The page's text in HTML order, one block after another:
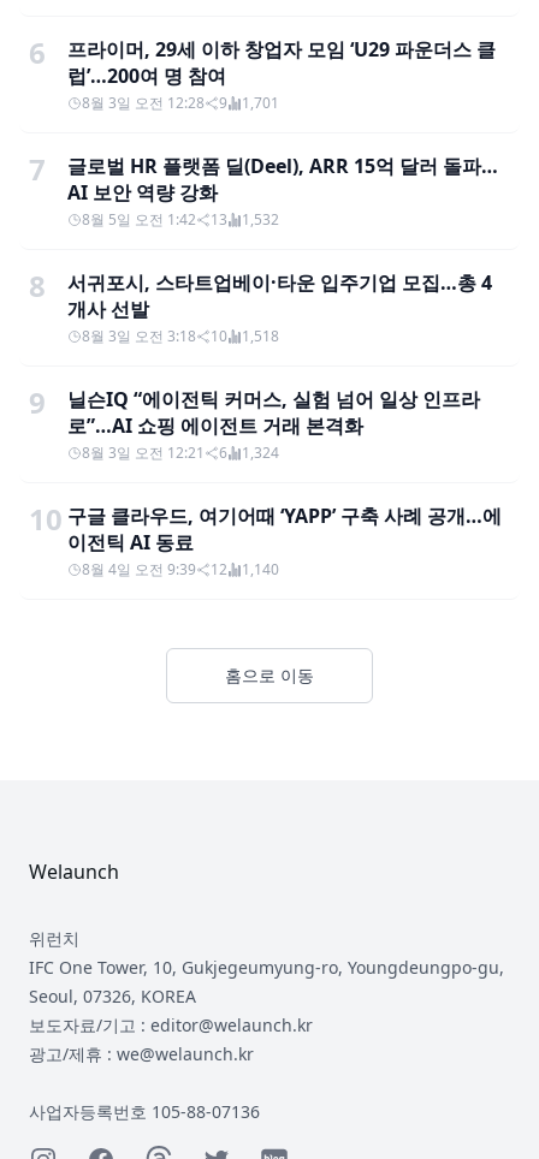
6
프라이머, 29세 이하 창업자 모임 ‘U29 파운더스 클
럽’…200여 명 참여
8월 3일 오전 12:28 9 1,701
7
글로벌 HR 플랫폼 딜(Deel), ARR 15억 달러 돌파…
AI 보안 역량 강화
8월 5일 오전 1:42 13 1,532
8
서귀포시, 스타트업베이·타운 입주기업 모집…총 4
개사 선발
8월 3일 오전 3:18 10 1,518
9
닐슨IQ “에이전틱 커머스, 실험 넘어 일상 인프라
로”…AI 쇼핑 에이전트 거래 본격화
8월 3일 오전 12:21 6 1,324
10 구글 클라우드, 여기어때 ‘YAPP’ 구축 사례 공개…에
이전틱 AI 동료
8월 4일 오전 9:39 12 1,140
홈으로 이동
Welaunch
위런치
IFC One Tower, 10, Gukjegeumyung-ro, Youngdeungpo-gu,
Seoul, 07326, KOREA
보도자료/기고 : editor@welaunch.kr
광고/제휴 : we@welaunch.kr
사업자등록번호 105-88-07136